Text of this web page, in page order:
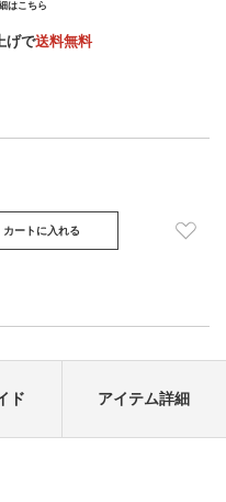
はこちら
げで送料無料
カートに入れる
ド アイテム詳細